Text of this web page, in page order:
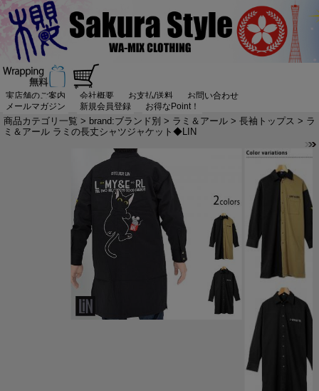
実店舗のご案内 会社概要 お支払/送料
お問い合わせ
メールマガジン
新規会員登録 お得なPoint！
商品カテゴリ一覧 > brand:ブランド別 > ラミ＆アール > 長袖トップス > ラ
ミ＆アール ラミの長丈シャツジャケット◆LIN